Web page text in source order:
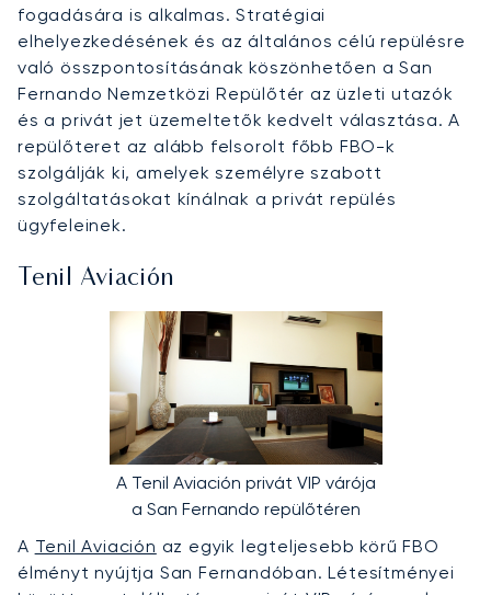
fogadására is alkalmas. Stratégiai
elhelyezkedésének és az általános célú repülésre
való összpontosításának köszönhetően a San
Fernando Nemzetközi Repülőtér az üzleti utazók
és a privát jet üzemeltetők kedvelt választása. A
repülőteret az alább felsorolt főbb FBO-k
szolgálják ki, amelyek személyre szabott
szolgáltatásokat kínálnak a privát repülés
ügyfeleinek.
Tenil Aviación
A Tenil Aviación privát VIP várója
a San Fernando repülőtéren
A Tenil Aviación az egyik legteljesebb körű FBO
élményt nyújtja San Fernandóban. Létesítményei